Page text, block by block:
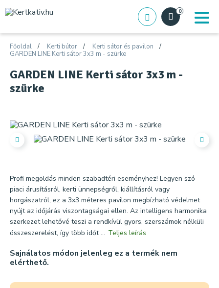
0
Főoldal Kerti bútor
Kerti sátor és pavilon
GARDEN LINE Kerti sátor 3x3 m - szürke
GARDEN LINE Kerti sátor 3x3 m -
szürke
Profi megoldás minden szabadtéri eseményhez! Legyen szó
piaci árusításról, kerti ünnepségről, kiállításról vagy
horgászatról, ez a 3x3 méteres pavilon megbízható védelmet
nyújt az időjárás viszontagságai ellen. Az intelligens harmonika
szerkezet lehetővé teszi a rendkívül gyors, szerszámok nélküli
összeszerelést, így több időt ... Teljes leírás
Sajnálatos módon jelenleg ez a termék nem
elérthető.